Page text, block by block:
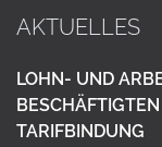
AKTUELLES
LOHN- UND
TARIFBINDUNG